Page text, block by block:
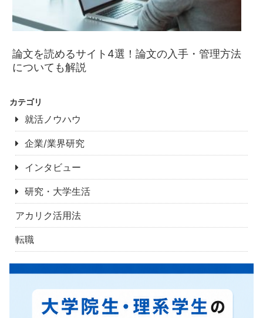
論文を読めるサイト4選！論文の入手・管理方法
についても解説
カテゴリ
就活ノウハウ
企業/業界研究
インタビュー
研究・大学生活
アカリク活用法
転職